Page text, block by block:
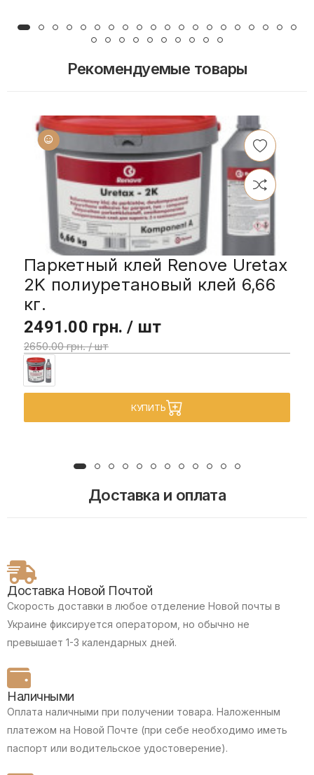
Рекомендуемые товары
Паркетный клей Renove Uretax
2K полиуретановый клей 6,66
кг.
2491.00 грн. / шт
2650.00 грн. / шт
КУПИТЬ
Доставка и оплата
Доставка Новой Почтой
Скорость доставки в любое отделение Новой почты в
Украине фиксируется оператором, но обычно не
превышает 1-3 календарных дней.
Наличными
Оплата наличными при получении товара. Наложенным
платежом на Новой Почте (при себе необходимо иметь
паспорт или водительское удостоверение).